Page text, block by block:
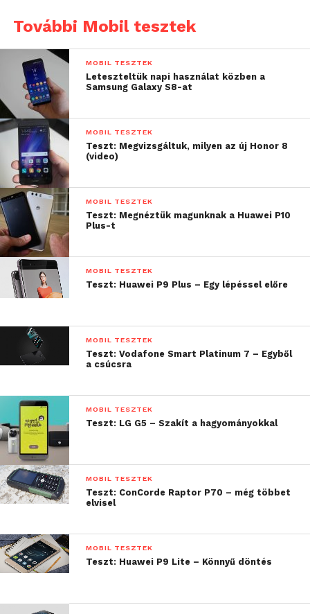
Az előlapot egy 5”-es, 1280 x 720 pixel felbontású IPS
megjelenítő foglalja el. Ez, ha nem is számít
élvonalbelinek, a kategóriatársakhoz képest
mindenképp szép képpel rendelkezik. Mivel az
androidos gombok már virtuális formában jelennek
meg a képernyő alján, ezért az alsó részen egy
krómozott Huawei felirattal találkozunk, ami jót tesz
az összhatásnak.
Feljebb az 5 megapixeles előlapi kamerával, a fény-,
és közelségérzékelő szenzorral és a beszélgetések
kihangosításhoz, videónézéshez és
További Mobil tesztek
MOBIL TESZTEK
Leteszteltük napi használat közben a
Samsung Galaxy S8-at
MOBIL TESZTEK
Teszt: Megvizsgáltuk, milyen az új Honor 8
(video)
MOBIL TESZTEK
Teszt: Megnéztük magunknak a Huawei P10
Plus-t
MOBIL TESZTEK
Teszt: Huawei P9 Plus – Egy lépéssel előre
MOBIL TESZTEK
Teszt: Vodafone Smart Platinum 7 – Egyből
a csúcsra
MOBIL TESZTEK
Teszt: LG G5 – Szakít a hagyományokkal
MOBIL TESZTEK
Teszt: ConCorde Raptor P70 – még többet
elvisel
MOBIL TESZTEK
Teszt: Huawei P9 Lite – Könnyű döntés